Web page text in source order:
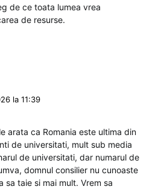
de ce toata lumea vrea
de resurse.
la 11:39
arata ca Romania este ultima din
de universitati, mult sub media
de universitati, dar numarul de
domnul consilier nu cunoaste
sa taie si mai mult. Vrem sa